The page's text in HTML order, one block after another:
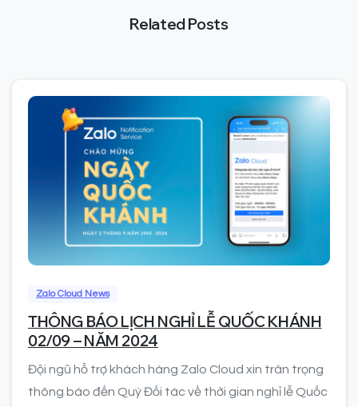
Related Posts
Zalo Cloud News
THÔNG BÁO LỊCH NGHỈ LỄ QUỐC KHÁNH
02/09 – NĂM 2024
Đội ngũ hỗ trợ khách hàng Zalo Cloud xin trân trọng
thông báo đến Quý Đối tác về thời gian nghỉ lễ Quốc